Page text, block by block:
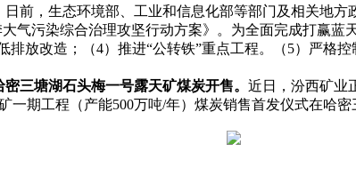
日前，生态环境部、工业和信息化部等部门及相关地
气污染综合治理攻坚行动方案》。为全面完成打赢
排放改造；（4）推进“公转铁”重点工程。（5）严
三塘湖石头梅一号露天矿煤炭开售。 近日，汾西矿业
期工程（产能500万吨/年）煤炭销售首发仪式在哈